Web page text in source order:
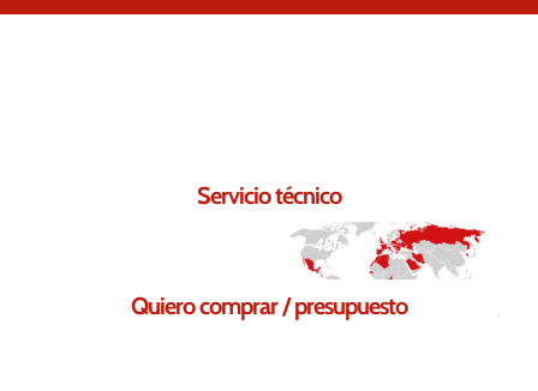
Servicio técnico
Respuesta en 24–48h
Quiero comprar / presupuesto